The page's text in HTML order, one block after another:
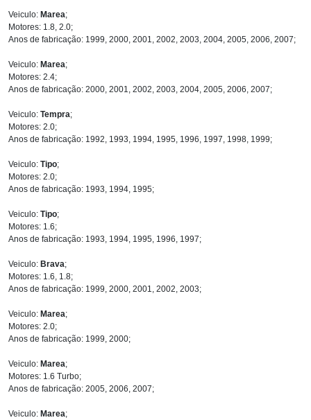
Veiculo: Marea;
Motores: 1.8, 2.0;
Anos de fabricação: 1999, 2000, 2001, 2002, 2003, 2004, 2005, 2006, 2007;
Veiculo: Marea;
Motores: 2.4;
Anos de fabricação: 2000, 2001, 2002, 2003, 2004, 2005, 2006, 2007;
Veiculo: Tempra;
Motores: 2.0;
Anos de fabricação: 1992, 1993, 1994, 1995, 1996, 1997, 1998, 1999;
Veiculo: Tipo;
Motores: 2.0;
Anos de fabricação: 1993, 1994, 1995;
Veiculo: Tipo;
Motores: 1.6;
Anos de fabricação: 1993, 1994, 1995, 1996, 1997;
Veiculo: Brava;
Motores: 1.6, 1.8;
Anos de fabricação: 1999, 2000, 2001, 2002, 2003;
Veiculo: Marea;
Motores: 2.0;
Anos de fabricação: 1999, 2000;
Veiculo: Marea;
Motores: 1.6 Turbo;
Anos de fabricação: 2005, 2006, 2007;
Veiculo: Marea;